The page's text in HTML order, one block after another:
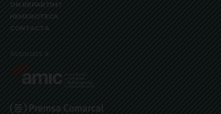
ON REPARTIM?
HEMEROTECA
CONTACTA
Associats a: